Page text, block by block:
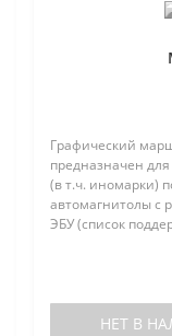
Графический
предназначен
(в т.ч. иномарки)
автомагнитолы с
ЭБУ (список
НЕТ В